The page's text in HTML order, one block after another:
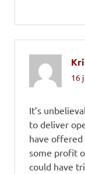
16
It’s
to deliver
have offered
some profit
could have